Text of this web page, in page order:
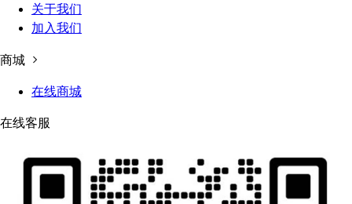
关于我们
加入我们
商城
在线商城
在线客服